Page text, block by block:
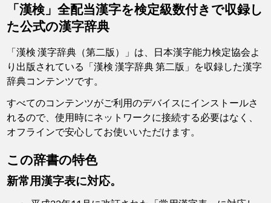
「漢検」全配当漢字を検定級数付きで収録し
た公式の漢字辞典
「漢検 漢字辞典（第二版）」は、日本漢字能力検定協会よ
り出版されている「漢検 漢字辞典 第二版」を収録した漢字
辞典コンテンツです。
すべてのコンテンツがご利用のデバイスにインストールさ
れるので、使用時にネットワークに接続する必要はなく、
オフラインで安心してお使いいただけます。
この辞書の特色
新常用漢字表に対応。